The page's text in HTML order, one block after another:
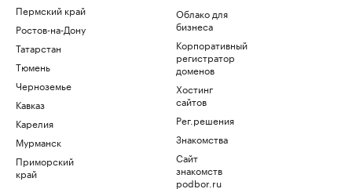
Пермский край
Ростов-на-Дону
Татарстан
Тюмень
Черноземье
Кавказ
Карелия
Мурманск
Приморский
край
Облако для
бизнеса
Корпоративный
регистратор
доменов
Хостинг
сайтов
Рег.решения
Знакомства
Сайт
знакомств
podbor.ru